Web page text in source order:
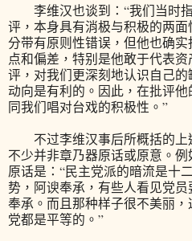
李维汉也谈到：“我们当时
评，本身具有消极与积极的两
分带有原则性错误，但他也确
点和偏差，特别是他敢于代表
评，对我们更深刻地认识自己
动向是有利的。因此，在批评
同我们唱对台戏的积极性。”
不过李维汉事后所概括的上
不少并非章乃器原话或原意。例
原话是：“民主党派的暗流是十
势，阿谀奉承，有些人看见党
奉承。而且那种样子很不美丽
党都是平等的。”